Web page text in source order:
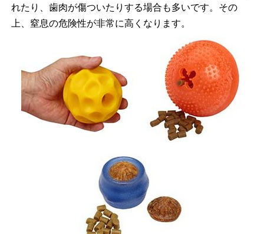
れたり、歯肉が傷ついたりする場合も多いです。 その
上、窒息の危険性が非常に高くなります。